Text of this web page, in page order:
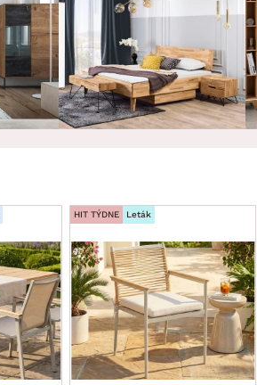
HIT TÝDNE Leták